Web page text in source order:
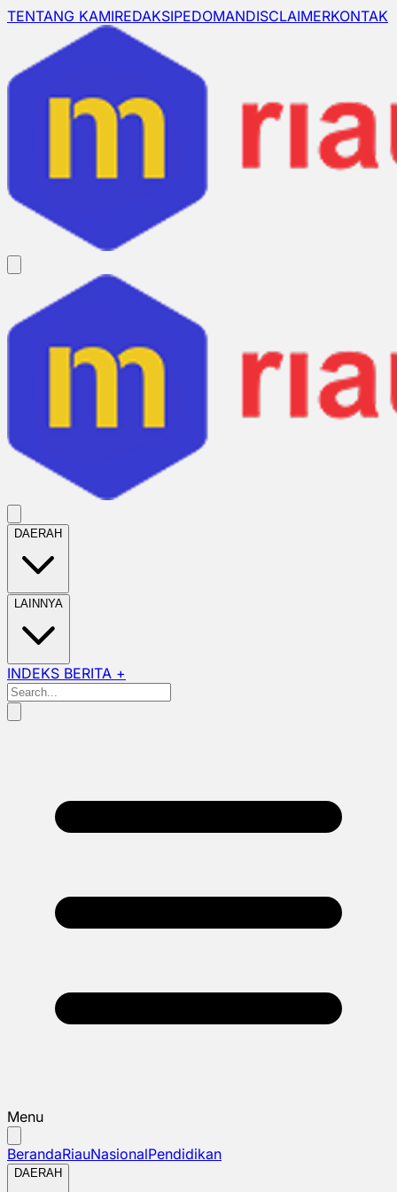
TENTANG KAMIREDAKSIPEDOMANDISCLAIMERKONTAK
DAERAH
LAINNYA
INDEKS BERITA +
Menu
BerandaRiauNasionalPendidikan
DAERAH